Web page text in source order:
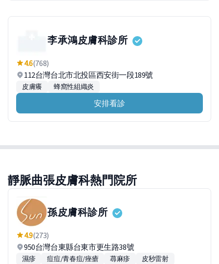
李承鴻皮膚科診所
4.6(768)
112台灣台北市北投區西安街一段189號
皮膚癢 蜂窩性組織炎
安排看診
靜脈曲張皮膚科熱門院所
孫皮膚科診所
4.9(273)
950台灣台東縣台東市更生路38號
濕疹 痘痘/青春痘/痤瘡 蕁麻疹
皮秒雷射